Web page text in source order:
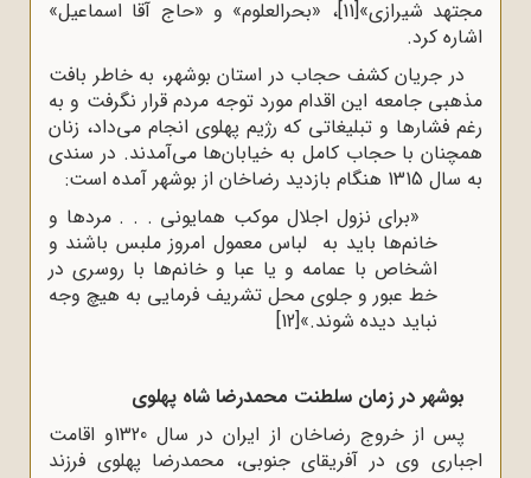
مجتهد شیرازی»[11]، «بحرالعلوم» و «حاج آقا اسماعیل»
اشاره کرد.
در جریان کشف حجاب در استان بوشهر، به خاطر بافت
مذهبی جامعه این اقدام مورد توجه مردم قرار نگرفت و به
رغم فشارها و تبلیغاتی که رژیم پهلوی انجام می‌داد، زنان
همچنان با حجاب کامل به خیابان‌ها می‌آمدند. در سندی
به سال 1315 هنگام بازدید رضاخان از بوشهر آمده است:
«برای نزول اجلال موکب همایونی . . . مردها و
خانم‌ها باید به لباس معمول امروز ملبس باشند و
اشخاص با عمامه و یا عبا و خانم‌ها با روسری در
خط عبور و جلوی محل تشریف فرمایی به هیچ وجه
نباید دیده شوند.»[12]
بوشهر در زمان سلطنت محمدرضا شاه پهلوی
پس از خروج رضاخان از ایران در سال 1320و اقامت
اجباری وی در آفریقای جنوبی، محمدرضا پهلوی فرزند